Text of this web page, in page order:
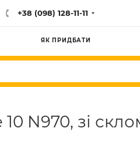
+38 (098) 128-11-11
ЯК ПРИДБАТИ
N970, зі